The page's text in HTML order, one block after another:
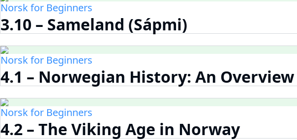
Norsk for Beginners
3.10 – Sameland (Sápmi)
Norsk for Beginners
4.1 – Norwegian History: An Overview
Norsk for Beginners
4.2 – The Viking Age in Norway